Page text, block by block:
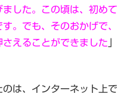
した。この頃は、初めて
。でも、そのおかげで、
えることができました
は、インターネット上で